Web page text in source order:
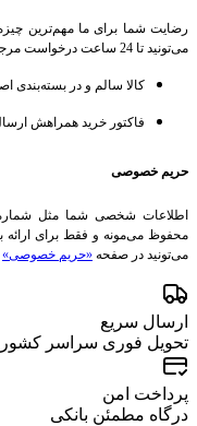
رضایت شما برای ما مهم‌ترین چیزه.
می‌تونید تا 24 ساعت درخواست مرجوعی ثبت کنید. برای این کار کافیه:
کالا سالم و در بسته‌بندی
فاکتور خرید همراهش
حریم خصوصی
اطلاعات شخصی شما مثل
محفوظ می‌مونه و فقط برای ارائه
می‌تونید در صفحه «حریم خصوصی»
ارسال سریع
تحویل فوری سراسر کشور
پرداخت امن
درگاه مطمئن بانکی